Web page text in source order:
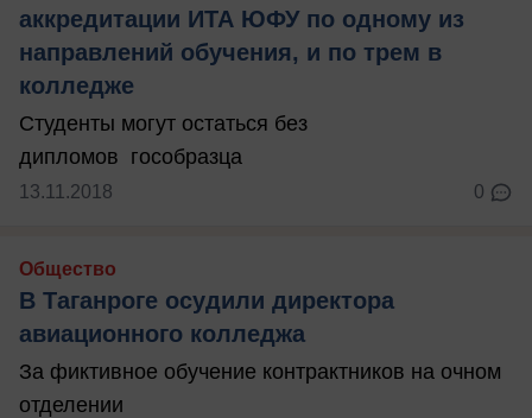
аккредитации ИТА ЮФУ по одному из
направлений обучения, и по трем в
колледже
Студенты могут остаться без
дипломов гособразца
13.11.2018 0
Общество
В Таганроге осудили директора
авиационного колледжа
За фиктивное обучение контрактников на очном
отделении